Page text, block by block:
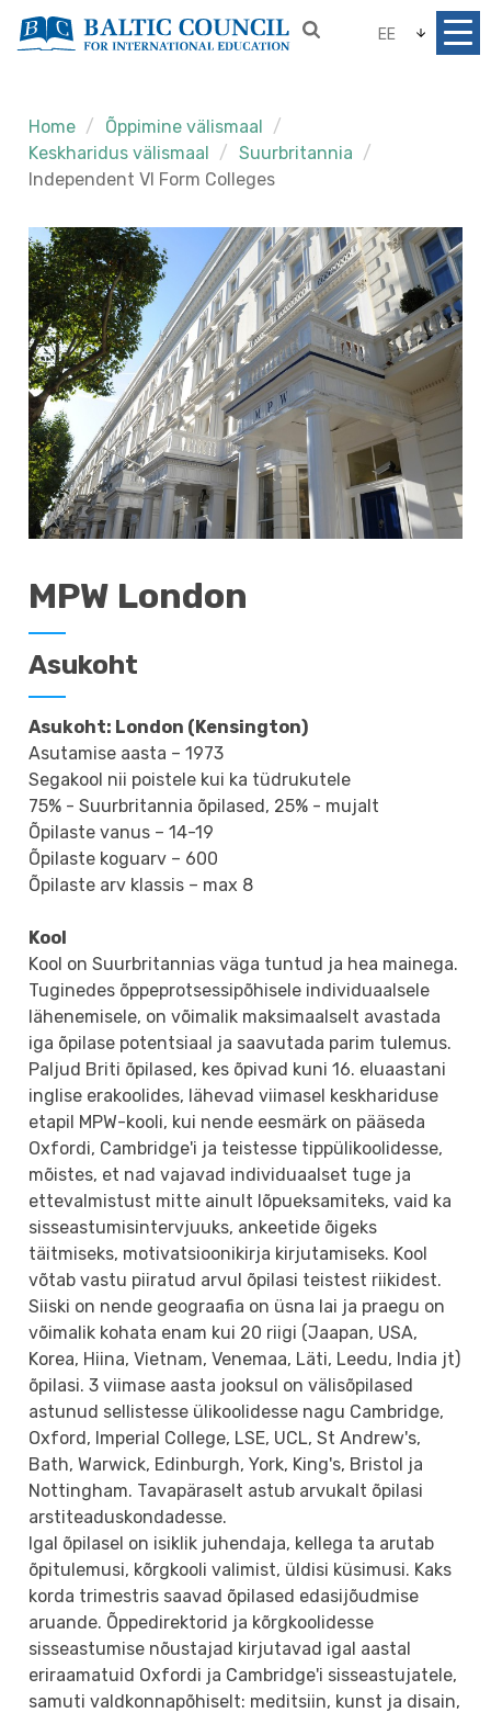
EE
Home
Õppimine välismaal
Keskharidus välismaal
Suurbritannia
Independent VI Form Colleges
MPW London
Asukoht
Asukoht: London (Kensington)
Asutamise aasta – 1973
Segakool nii poistele kui ka tüdrukutele
75% - Suurbritannia õpilased, 25% - mujalt
Õpilaste vanus – 14-19
Õpilaste koguarv – 600
Õpilaste arv klassis – max 8
Kool
Kool on Suurbritannias väga tuntud ja hea mainega.
Tuginedes õppeprotsessipõhisele individuaalsele
lähenemisele, on võimalik maksimaalselt avastada
iga õpilase potentsiaal ja saavutada parim tulemus.
Paljud Briti õpilased, kes õpivad kuni 16. eluaastani
inglise erakoolides, lähevad viimasel keskhariduse
etapil MPW-kooli, kui nende eesmärk on pääseda
Oxfordi, Cambridge'i ja teistesse tippülikoolidesse,
mõistes, et nad vajavad individuaalset tuge ja
ettevalmistust mitte ainult lõpueksamiteks, vaid ka
sisseastumisintervjuuks, ankeetide õigeks
täitmiseks, motivatsioonikirja kirjutamiseks. Kool
võtab vastu piiratud arvul õpilasi teistest riikidest.
Siiski on nende geograafia on üsna lai ja praegu on
võimalik kohata enam kui 20 riigi (Jaapan, USA,
Korea, Hiina, Vietnam, Venemaa, Läti, Leedu, India jt)
õpilasi. 3 viimase aasta jooksul on välisõpilased
astunud sellistesse ülikoolidesse nagu Cambridge,
Oxford, Imperial College, LSE, UCL, St Andrew's,
Bath, Warwick, Edinburgh, York, King's, Bristol ja
Nottingham. Tavapäraselt astub arvukalt õpilasi
arstiteaduskondadesse.
Igal õpilasel on isiklik juhendaja, kellega ta arutab
õpitulemusi, kõrgkooli valimist, üldisi küsimusi. Kaks
korda trimestris saavad õpilased edasijõudmise
aruande. Õppedirektorid ja kõrgkoolidesse
sisseastumise nõustajad kirjutavad igal aastal
eriraamatuid Oxfordi ja Cambridge'i sisseastujatele,
samuti valdkonnapõhiselt: meditsiin, kunst ja disain,